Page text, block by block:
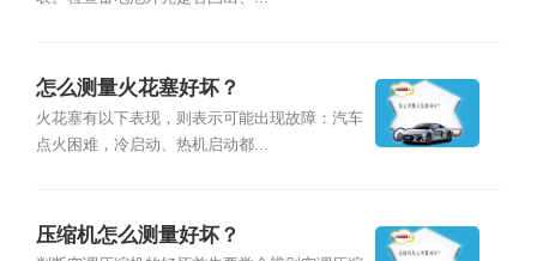
怎么测量火花塞好坏？
火花塞有以下表现，则表示可能出现故障：汽车
点火困难，冷启动、热机启动都...
压缩机怎么测量好坏？